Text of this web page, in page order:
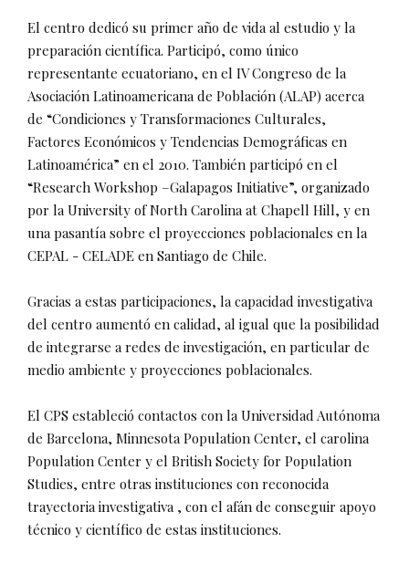
El centro dedicó su primer año de vida al estudio y la
preparación científica. Participó, como único
representante ecuatoriano, en el IV Congreso de la
Asociación Latinoamericana de Población (ALAP) acerca
de “Condiciones y Transformaciones Culturales,
Factores Económicos y Tendencias Demográficas en
Latinoamérica” en el 2010. También participó en el
“Research Workshop –Galapagos Initiative”, organizado
por la University of North Carolina at Chapell Hill, y en
una pasantía sobre el proyecciones poblacionales en la
CEPAL - CELADE en Santiago de Chile.
Gracias a estas participaciones, la capacidad investigativa
del centro aumentó en calidad, al igual que la posibilidad
de integrarse a redes de investigación, en particular de
medio ambiente y proyecciones poblacionales.
El CPS estableció contactos con la Universidad Autónoma
de Barcelona, Minnesota Population Center, el carolina
Population Center y el British Society for Population
Studies, entre otras instituciones con reconocida
trayectoria investigativa , con el afán de conseguir apoyo
técnico y científico de estas instituciones.